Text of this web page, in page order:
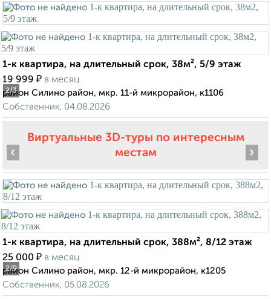
2/3
1-к квартира, на длительный срок, 38м², 5/9 этаж
19 999 ₽ в месяц
район Силино район, мкр. 11-й микрорайон, к1106
Собственник, 04.08.2026
Виртуальные 3D-туры по интересным
местам
2/9
‹ ›
1-к квартира, на длительный срок, 388м², 8/12 этаж
25 000 ₽ в месяц
район Силино район, мкр. 12-й микрорайон, к1205
Собственник, 05.08.2026